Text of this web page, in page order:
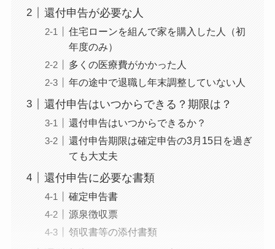
還付申告が必要な人
住宅ローンを組んで家を購入した人（初
年度のみ）
多くの医療費がかかった人
年の途中で退職し年末調整していない人
還付申告はいつからできる？期限は？
還付申告はいつからできるか？
還付申告期限は確定申告の3月15日を過ぎ
ても大丈夫
還付申告に必要な書類
確定申告書
源泉徴収票
領収書等の添付書類